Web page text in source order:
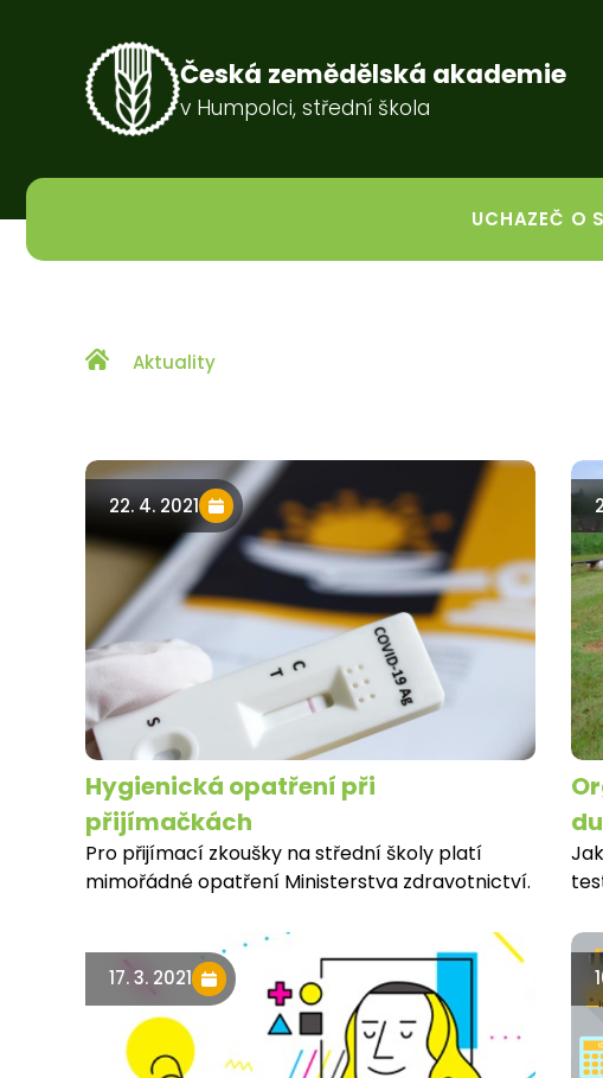
Česká zemědělská akademie
v Humpolci, střední škola
UCHAZEČ O
Aktuality
22. 4. 2021
Hygienická opatření při
přijímačkách
Pro přijímací zkoušky na střední školy platí
mimořádné opatření Ministerstva zdravotnictví.
17. 3. 2021